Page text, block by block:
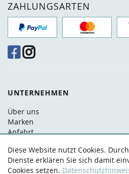
Diese Website nutzt Cookies.
Dienste erklären Sie sich damit
Cookies setzen.
ZAHLUNGSARTEN
UNTERNEHMEN
Über uns
Marken
Anfahrt
Kontakt